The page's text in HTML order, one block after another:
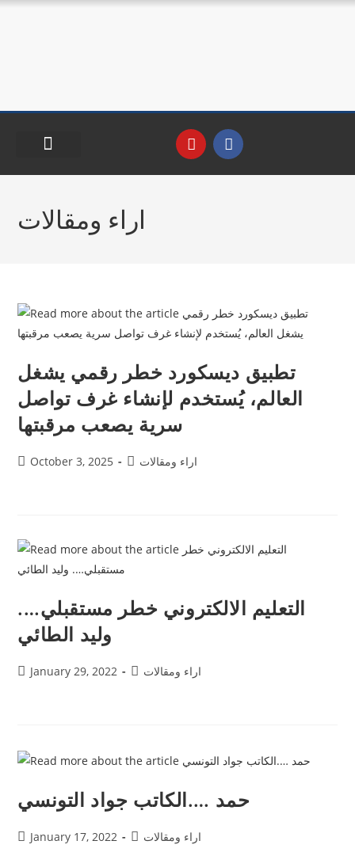
اراء ومقالات
تطبيق ديسكورد خطر رقمي يشغل
العالم، يُستخدم لإنشاء غرف تواصل
سرية يصعب مرقبتها
October 3, 2025 اراء ومقالات
التعليم الالكتروني خطر مستقبلي….
وليد الطائي
January 29, 2022 اراء ومقالات
حمد ….الكاتب جواد التونسي
January 17, 2022 اراء ومقالات